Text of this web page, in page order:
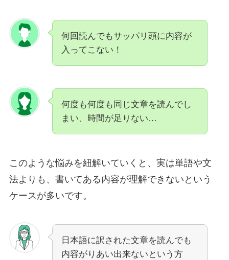
何回読んでもサッパリ頭に内容が
入ってこない！
何度も何度も同じ文章を読んでし
まい、時間が足りない…
このような悩みを紐解いていくと、実は単語や文
法よりも、書いてある内容が理解できないという
ケースが多いです。
日本語に訳された文章を読んでも
内容がりあい出来ないという方